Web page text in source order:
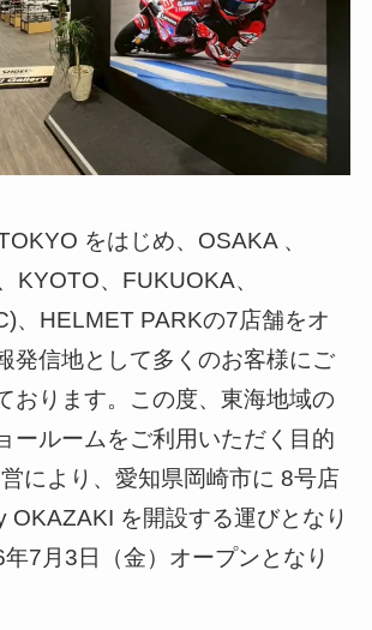
をはじめ、OSAKA 、
KYOTO、FUKUOKA、
、HELMET PARKの7店舗をオ
発信地として多くのお客様にご
おります。この度、東海地域の
ールームをご利用いただく目的
により、愛知県岡崎市に 8号店
OKAZAKI を開設する運びとなり
7月3日（金）オープンとなり